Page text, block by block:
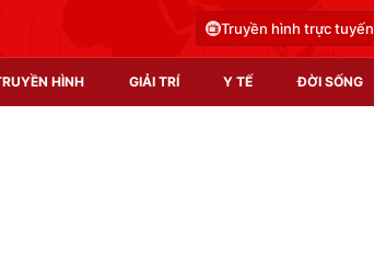
Truyền hình trực tuyến
HÌNH GIẢI TRÍ Y TẾ ĐỜI SỐNG